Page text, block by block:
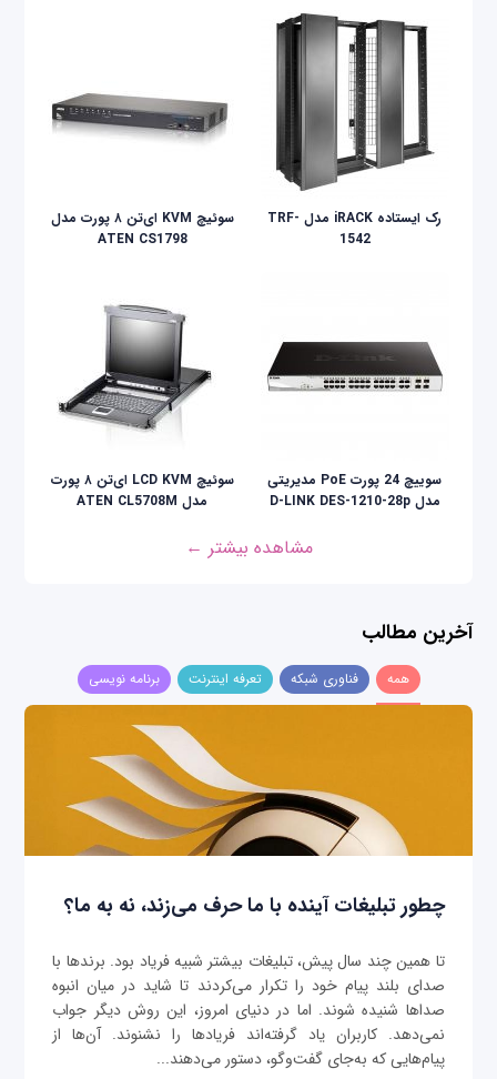
رک ایستاده iRACK مدل TRF-
1542
سوئیچ KVM ای‌تن ۸ پورت مدل
ATEN CS1798
سوییچ 24 پورت PoE مدیریتی
مدل D-LINK DES-1210-28p
سوئيچ LCD KVM ای‌تن ۸ پورت
مدل ATEN CL5708M
مشاهده بیشتر ←
آخرین مطالب
همه فناوری شبکه تعرفه اینترنت برنامه نویسی
چطور تبلیغات آینده با ما حرف می‌زند، نه به ما؟
تا همین چند سال پیش، تبلیغات بیشتر شبیه فریاد بود. برندها با
صدای بلند پیام خود را تکرار می‌کردند تا شاید در میان انبوه
صداها شنیده شوند. اما در دنیای امروز، این روش دیگر جواب
نمی‌دهد. کاربران یاد گرفته‌اند فریادها را نشنوند. آن‌ها از
پیام‌هایی که به‌جای گفت‌وگو، دستور می‌دهند...